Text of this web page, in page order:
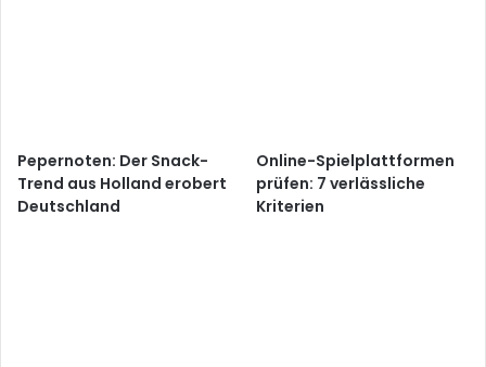
Pepernoten: Der Snack-
Trend aus Holland erobert
Deutschland
Online-Spielplattformen
prüfen: 7 verlässliche
Kriterien